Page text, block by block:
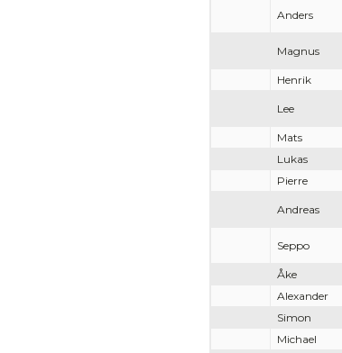
Anders
Magnus
Henrik
Lee
Mats
Lukas
Pierre
Andreas
Seppo
Åke
Alexander
Simon
Michael